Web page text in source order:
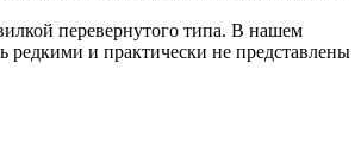
перевернутого типа. В нашем
редкими и практически не представлены